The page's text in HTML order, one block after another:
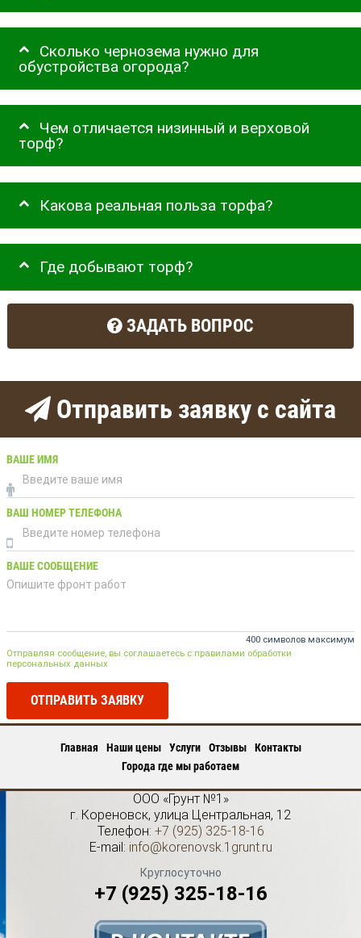
Сколько чернозема нужно для
обустройства огорода?
Чем отличается низинный и верховой
торф?
Какова реальная польза торфа?
Где добывают торф?
ЗАДАТЬ ВОПРОС
Отправить заявку с сайта
ВАШЕ ИМЯ
ВАШ НОМЕР ТЕЛЕФОНА
ВАШЕ СООБЩЕНИЕ
400 символов максимум
Отправляя сообщение, вы соглашаетесь с правилами обработки
персональных данных
ОТПРАВИТЬ ЗАЯВКУ
Главная Наши цены Услуги Отзывы
Контакты
Города где мы работаем
ООО «Грунт №1»
г. Кореновск, улица Центральная, 12
Телефон: +7 (925) 325-18-16
E-mail: info@korenovsk.1grunt.ru
Круглосуточно
+7 (925) 325-18-16